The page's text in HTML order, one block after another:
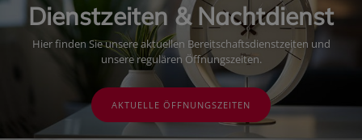
Dienstzeiten & Nachtdienst
Hier finden Sie unsere aktuellen Bereitschaftsdienstzeiten und
unsere regulären Öffnungszeiten.
AKTUELLE ÖFFNUNGSZEITEN